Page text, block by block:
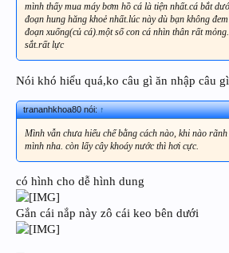
mình thấy mua máy bơm hồ cá là tiện nhất.cá bắt
đoạn hung hăng khoẻ nhất.lúc này dù bạn không
đoạn xuống(củ cá).một số con cá nhìn thân rất
sắt.rất lực
Nói khó hiểu quá,ko câu gì ăn nhập câu gì
trananhkhoa80 nói:↑
Mình vẫn chưa hiểu chế bằng cách nào, khi nào
mình nha. còn lấy cây khoáy nước thì hơi cực.
có hình cho dễ hình dung
Gắn cái nắp này zô cái keo bên dưới